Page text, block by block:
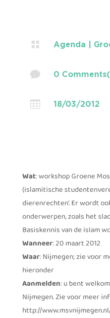
 Agenda
 0
 18/03/2012
Wat: workshop Groene
(islamitische
dierenrechten’. Er wordt
onderwerpen, zoals het
Basiskennis van de islam
Wanneer: 20 maart 2012
Waar: Nijmegen; zie voor
hieronder
Aanmelden: u bent
Nijmegen. Zie voor meer
http://